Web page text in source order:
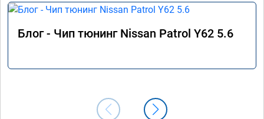
Блог - Чип тюнинг Nissan Patrol Y62 5.6